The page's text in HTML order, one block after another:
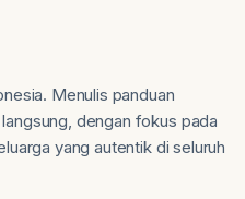
Menulis panduan
dengan fokus pada
yang autentik di seluruh